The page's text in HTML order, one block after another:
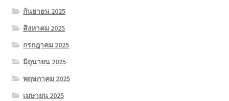
กันยายน 2025
สิงหาคม 2025
กรกฎาคม 2025
มิถุนายน 2025
พฤษภาคม 2025
เมษายน 2025